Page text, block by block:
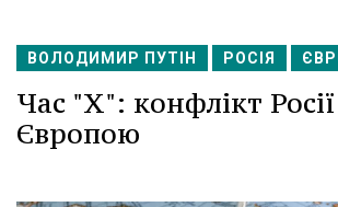
ВОЛОДИМИР ПУТІН РОСІЯ
Час "Х": конфлікт
Європою